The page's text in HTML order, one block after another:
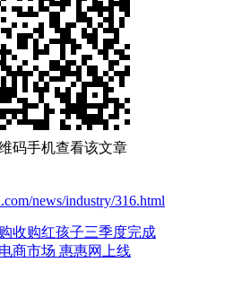
码手机查看该文章
news/industry/316.html
收购红孩子三季度完成
商市场 惠惠网上线